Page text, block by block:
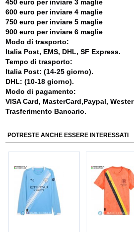
450 euro per inviare 3 maglie
600 euro per inviare 4 maglie
750 euro per inviare 5 maglie
900 euro per inviare 6 maglie
Modo di trasporto:
Italia Post, EMS, DHL, SF Express.
Tempo di trasporto:
Italia Post: (14-25 giorno).
DHL: (10-18 giorno).
Modo di pagamento:
VISA Card, MasterCard,Paypal,
Trasferimento Bancario.
POTRESTE ANCHE ESSERE INTERESSATI